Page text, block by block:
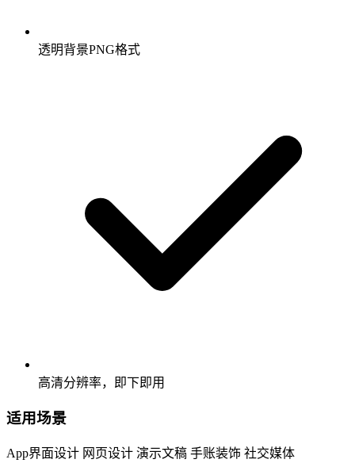
透明背景PNG格式
高清分辨率，即下即用
适用场景
App界面设计 网页设计 演示文稿 手账装饰 社交媒体